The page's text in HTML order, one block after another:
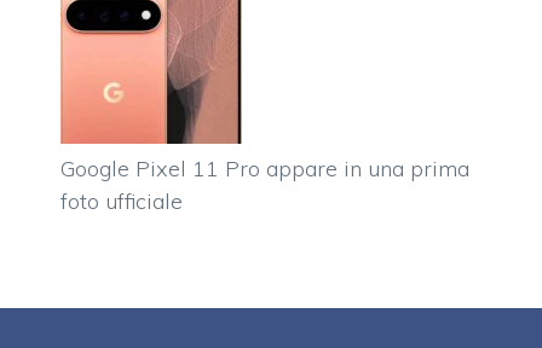
Google Pixel 11 Pro appare in una prima
foto ufficiale